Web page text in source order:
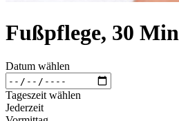
Fußpflege, 30 Min
Datum wählen
Tageszeit wählen
Jederzeit